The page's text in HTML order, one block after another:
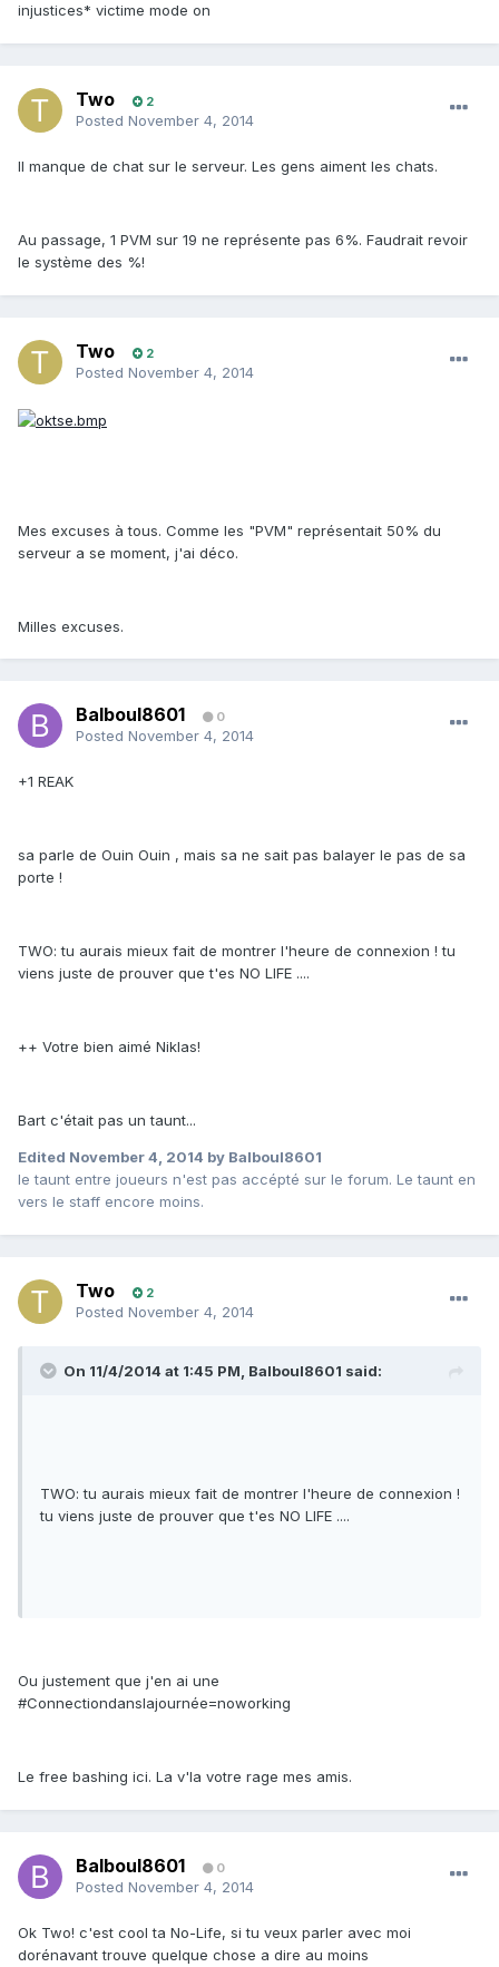
injustices* victime mode on
Two 2
Posted November 4, 2014
Il manque de chat sur le serveur. Les gens aiment les chats.
Au passage, 1 PVM sur 19 ne représente pas 6%. Faudrait revoir
le système des %!
Two 2
Posted November 4, 2014
Mes excuses à tous. Comme les "PVM" représentait 50% du
serveur a se moment, j'ai déco.
Milles excuses.
Balboul8601 0
Posted November 4, 2014
+1 REAK
sa parle de Ouin Ouin , mais sa ne sait pas balayer le pas de sa
porte !
TWO: tu aurais mieux fait de montrer l'heure de connexion ! tu
viens juste de prouver que t'es NO LIFE ....
++ Votre bien aimé Niklas!
Bart c'était pas un taunt...
Edited November 4, 2014 by Balboul8601
le taunt entre joueurs n'est pas accépté sur le forum. Le taunt en
vers le staff encore moins.
Two 2
Posted November 4, 2014
On 11/4/2014 at 1:45 PM, Balboul8601 said:
TWO: tu aurais mieux fait de montrer l'heure de connexion !
tu viens juste de prouver que t'es NO LIFE ....
Ou justement que j'en ai une
#Connectiondanslajournée=noworking
Le free bashing ici. La v'la votre rage mes amis.
Balboul8601 0
Posted November 4, 2014
Ok Two! c'est cool ta No-Life, si tu veux parler avec moi
dorénavant trouve quelque chose a dire au moins